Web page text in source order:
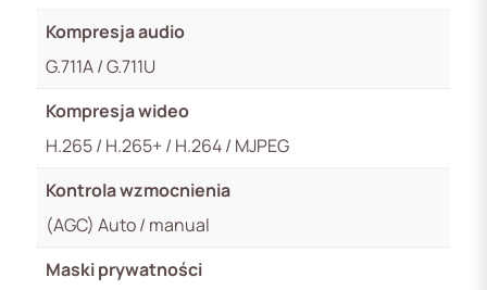
Kompresja audio
G.711A / G.711U
Kompresja wideo
H.265 / H.265+ / H.264 / MJPEG
Kontrola wzmocnienia
(AGC) Auto / manual
Maski prywatności